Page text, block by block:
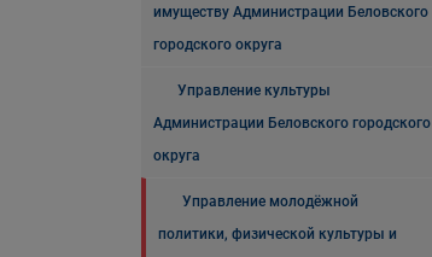
имуществу Администрации Беловского
городского округа
Управление культуры
Администрации Беловского городского
округа
Управление молодёжной
политики, физической культуры и